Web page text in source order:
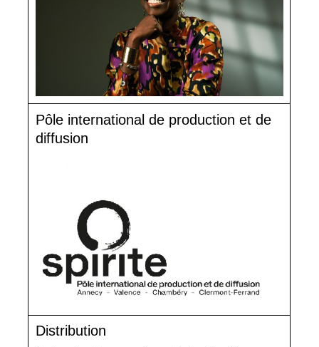
Pôle international de production et de
diffusion
Distribution